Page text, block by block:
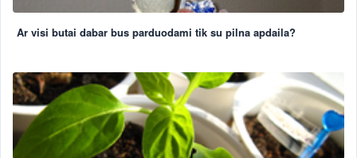
Ar visi butai dabar bus parduodami tik su pilna apdaila?